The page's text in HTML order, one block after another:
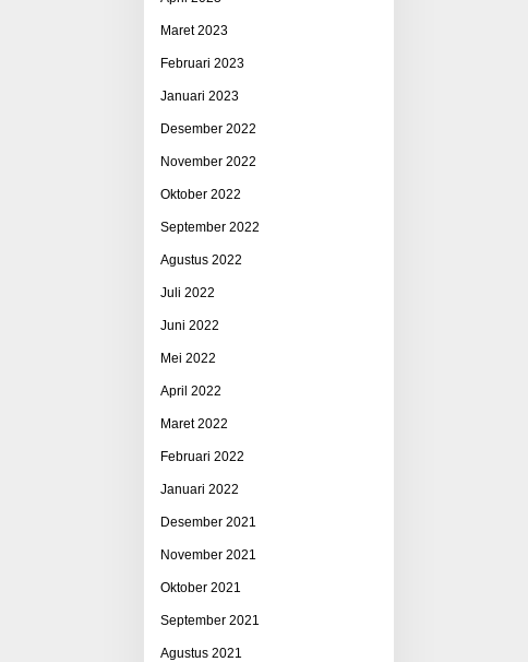
Maret 2023
Februari 2023
Januari 2023
Desember 2022
November 2022
Oktober 2022
September 2022
Agustus 2022
Juli 2022
Juni 2022
Mei 2022
April 2022
Maret 2022
Februari 2022
Januari 2022
Desember 2021
November 2021
Oktober 2021
September 2021
Agustus 2021